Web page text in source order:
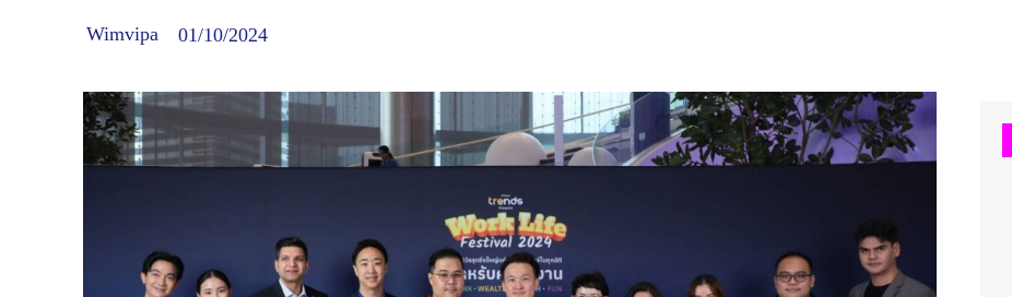
Wimvipa 01/10/2024